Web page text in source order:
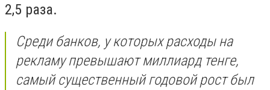
2,5 раза.
Среди банков, у которых расходы на
рекламу превышают миллиард тенге,
самый существенный годовой рост был